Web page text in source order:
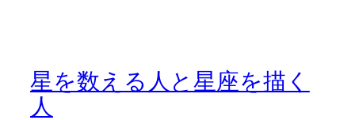
星を数える人と星座を描く
人